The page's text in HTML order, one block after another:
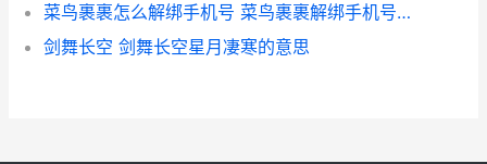
菜鸟裹裹怎么解绑手机号 菜鸟裹裹解绑手机号教程 菜鸟裹裹怎么解除限制
剑舞长空 剑舞长空星月凄寒的意思